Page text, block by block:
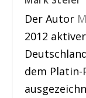
Der Autor
2012
dem Platin-